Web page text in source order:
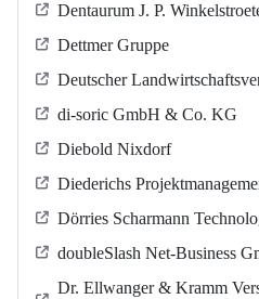
Dentaurum J. P.
Dettmer Gruppe
Deutscher
di-soric GmbH & Co. KG
Diebold Nixdorf
Diederichs
Dörries Scharmann
doubleSlash Net-Business
Dr. Ellwanger & Kramm